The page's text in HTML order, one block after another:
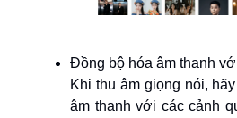
Đồng bộ hóa âm thanh
Khi thu âm giọng nói,
âm thanh với các cảnh